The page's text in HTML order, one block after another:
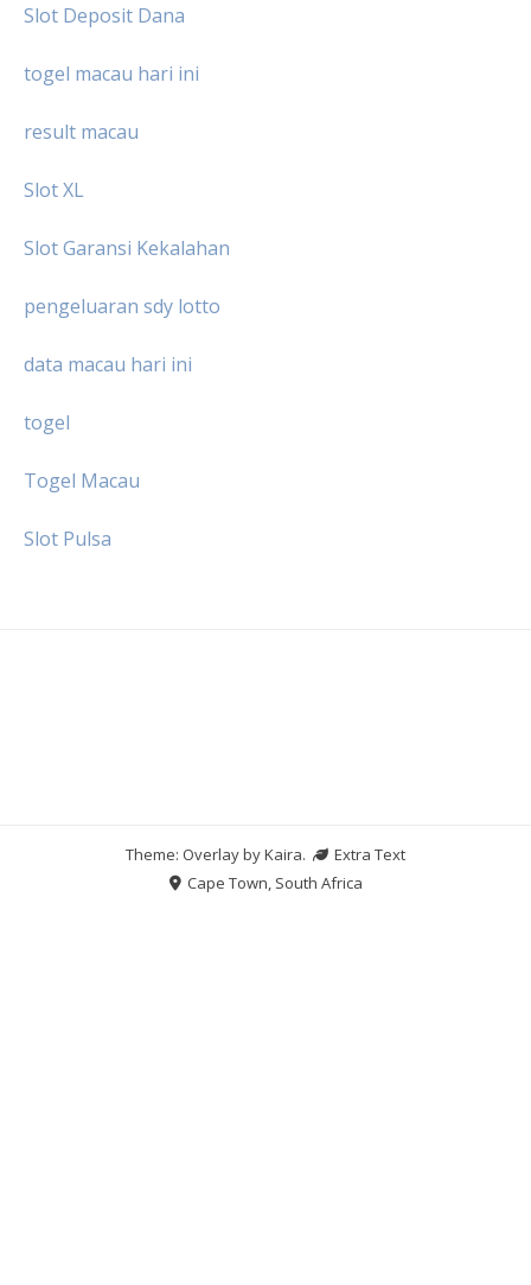
Slot Deposit Dana
togel macau hari ini
result macau
Slot XL
Slot Garansi Kekalahan
pengeluaran sdy lotto
data macau hari ini
togel
Togel Macau
Slot Pulsa
Theme: Overlay byKaira.
Extra Text
Cape Town, South Africa